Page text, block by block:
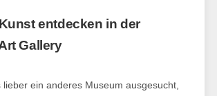
entdecken in der
Gallery
ein anderes Museum ausgesucht,